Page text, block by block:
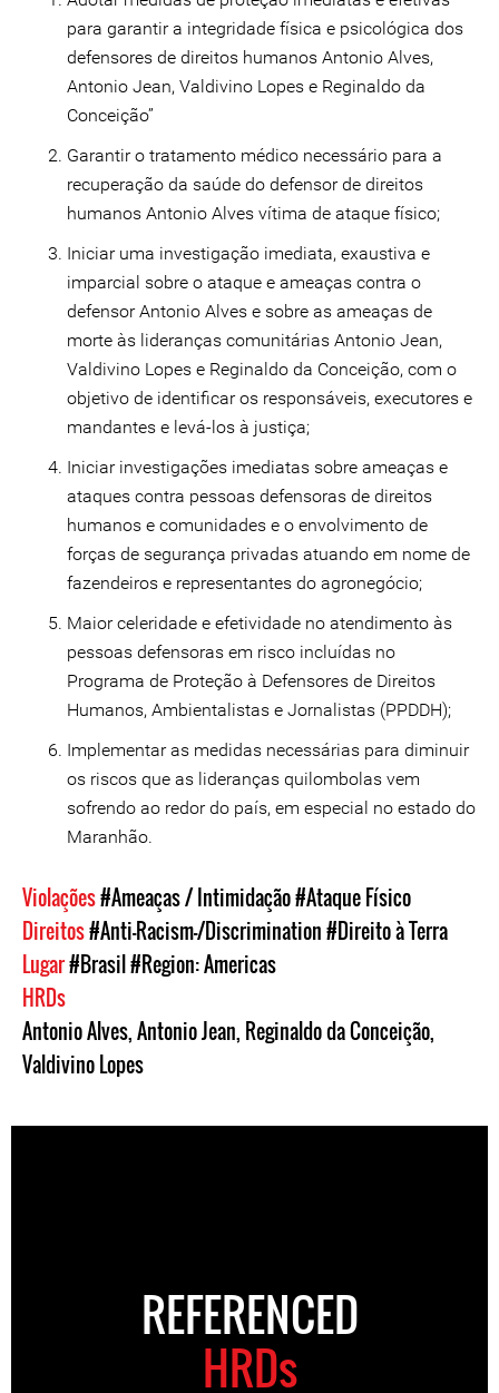
para garantir a integridade física e psicológica dos
defensores de direitos humanos Antonio Alves,
Antonio Jean, Valdivino Lopes e Reginaldo da
Conceição”
Garantir o tratamento médico necessário para a
recuperação da saúde do defensor de direitos
humanos Antonio Alves vítima de ataque físico;
Iniciar uma investigação imediata, exaustiva e
imparcial sobre o ataque e ameaças contra o
defensor Antonio Alves e sobre as ameaças de
morte às lideranças comunitárias Antonio Jean,
Valdivino Lopes e Reginaldo da Conceição, com o
objetivo de identificar os responsáveis, executores e
mandantes e levá-los à justiça;
Iniciar investigações imediatas sobre ameaças e
ataques contra pessoas defensoras de direitos
humanos e comunidades e o envolvimento de
forças de segurança privadas atuando em nome de
fazendeiros e representantes do agronegócio;
Maior celeridade e efetividade no atendimento às
pessoas defensoras em risco incluídas no
Programa de Proteção à Defensores de Direitos
Humanos, Ambientalistas e Jornalistas (PPDDH);
Implementar as medidas necessárias para diminuir
os riscos que as lideranças quilombolas vem
sofrendo ao redor do país, em especial no estado do
Maranhão.
Violações#Ameaças / Intimidação#Ataque Físico
Direitos#Anti-Racism-/Discrimination#Direito à Terra
Lugar#Brasil#Region: Americas
HRDs
Antonio Alves,Antonio Jean, Reginaldo da Conceição,
Valdivino Lopes
REFERENCED
HRDs